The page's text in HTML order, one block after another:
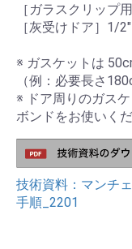
［ガラスクリップ
［灰受けドア］1/
※ ガスケットは
（例：必要長さ
※ ドア周りのガス
ボンドをお使いくだ
技術資料：マンチ
手順_2201